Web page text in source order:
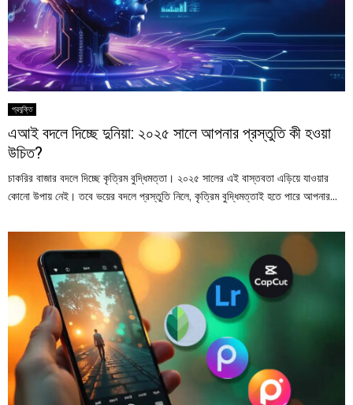
প্রযুক্তি
এআই বদলে দিচ্ছে দুনিয়া: ২০২৫ সালে আপনার প্রস্তুতি কী হওয়া
উচিত?
চাকরির বাজার বদলে দিচ্ছে কৃত্রিম বুদ্ধিমত্তা। ২০২৫ সালের এই বাস্তবতা এড়িয়ে যাওয়ার
কোনো উপায় নেই। তবে ভয়ের বদলে প্রস্তুতি নিলে, কৃত্রিম বুদ্ধিমত্তাই হতে পারে আপনার...